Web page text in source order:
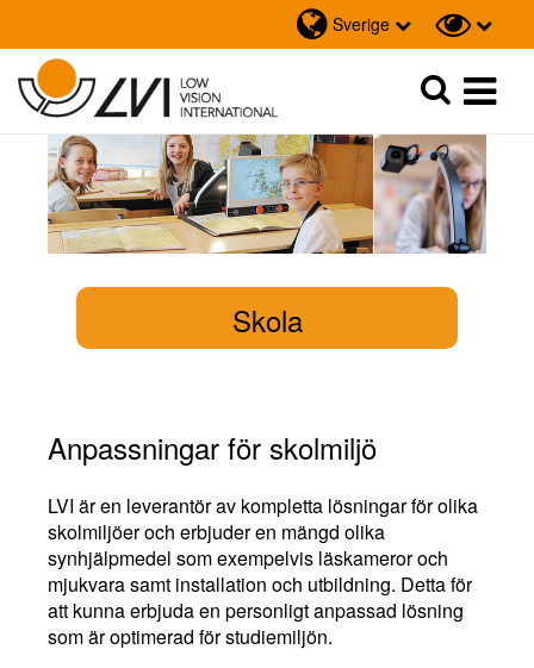
Sverige
Sök
Skola
Anpassningar för skolmiljö
LVI är en leverantör av kompletta lösningar för olika
skolmiljöer och erbjuder en mängd olika
synhjälpmedel som exempelvis läskameror och
mjukvara samt installation och utbildning. Detta för
att kunna erbjuda en personligt anpassad lösning
som är optimerad för studiemiljön.